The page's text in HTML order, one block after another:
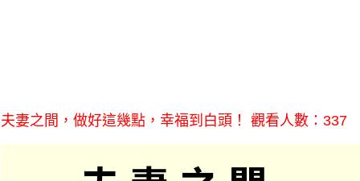
夫妻之間，做好這幾點，幸福到白頭！ 觀看人數：337